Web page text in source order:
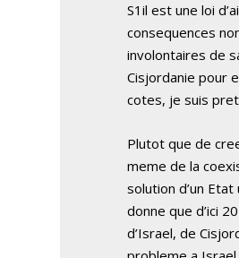
S1il est une loi
consequences
involontaires de
Cisjordanie pour
cotes, je suis
Plutot que de
meme de la
solution d’un
donne que d’ici
d’Israel, de